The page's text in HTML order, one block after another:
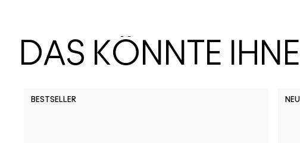
DAS KÖNNTE
BESTSELLER NEU